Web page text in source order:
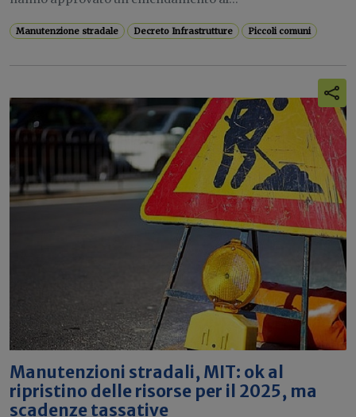
Manutenzione stradale Decreto Infrastrutture Piccoli comuni
Manutenzioni stradali, MIT: ok al
ripristino delle risorse per il 2025, ma
scadenze tassative